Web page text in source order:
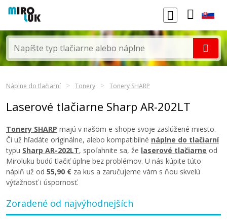
Náplne do tlačiarní Tonery Tonery SHARP
Laserové tlačiarne Sharp AR-202LT
Tonery SHARP majú v našom e-shope svoje zaslúžené miesto.
Či už hľadáte originálne, alebo kompatibilné náplne do tlačiarní
typu Sharp AR-202LT, spoľahnite sa, že laserové tlačiarne od
Miroluku budú tlačiť úplne bez problémov. U nás kúpite túto
náplň už od 55,90 € za kus a zaručujeme vám s ňou skvelú
výťažnosť i úspornosť.
Zoradené od najvýhodnejších